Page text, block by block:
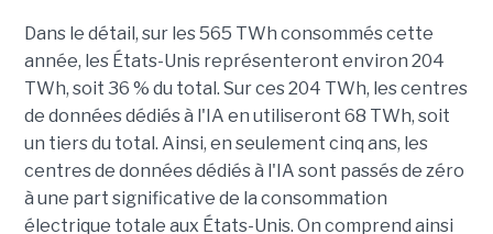
Dans le détail, sur les 565 TWh consommés cette
année, les États-Unis représenteront environ 204
TWh, soit 36 ​​% du total. Sur ces 204 TWh, les centres
de données dédiés à l'IA en utiliseront 68 TWh, soit
un tiers du total. Ainsi, en seulement cinq ans, les
centres de données dédiés à l'IA sont passés de zéro
à une part significative de la consommation
électrique totale aux États-Unis. On comprend ainsi